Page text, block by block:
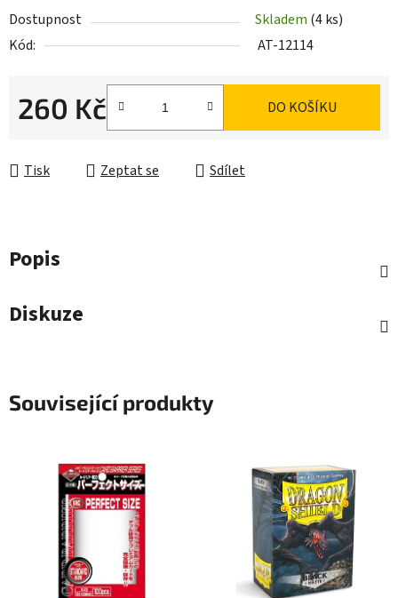
Dostupnost Skladem (4 ks)
Kód:
AT-12114
260 Kč DO KOŠÍKU
Tisk Zeptat se Sdílet
Popis
Diskuze
Související produkty